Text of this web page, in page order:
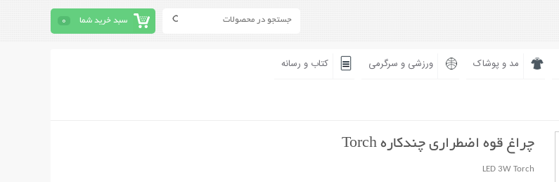
سبد خرید شما 0
مد و پوشاک ورزشی و سرگرمی کتاب و رسانه
چراغ قوه اضطراری چندکاره Torch
LED 3W Torch